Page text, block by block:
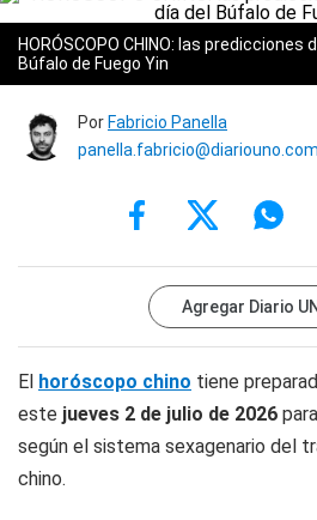
HORÓSCOPO CHINO: las predicciones
Búfalo de Fuego Yin
Por Fabricio Panella
Agregar Diario
El horóscopo chino tiene
este jueves 2 de julio de 2026
según el sistema sexagenario del
chino.